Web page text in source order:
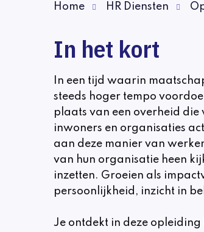
Home HR Diensten
In het kort
In een tijd waarin
steeds hoger tempo
plaats van een overheid
inwoners en organisaties
aan deze manier van
van hun organisatie heen
inzetten. Groeien als
persoonlijkheid, inzicht in
Je ontdekt in deze